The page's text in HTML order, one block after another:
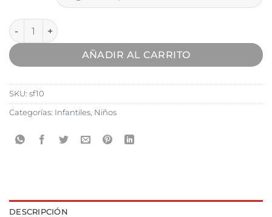
Chinela Gamer Soft cantidad
AÑADIR AL CARRITO
SKU: sf10
Categorías: Infantiles Niños
DESCRIPCIÓN